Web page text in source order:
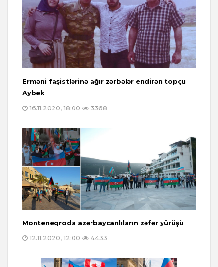
Erməni faşistlərinə ağır zərbələr endirən topçu
Aybek
16.11.2020, 18:00
3368
Monteneqroda azərbaycanlıların zəfər yürüşü
12.11.2020, 12:00
4433